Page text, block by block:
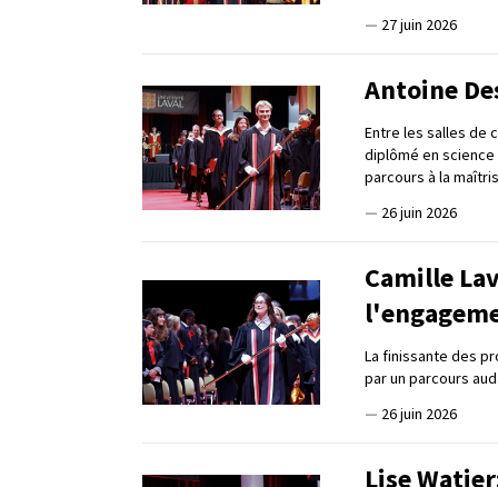
— 27 juin 2026
Antoine
Entre les salles de
diplômé en
parcours à la
— 26 juin 2026
Camille
La finissante des
par un parcours
— 26 juin 2026
Lise